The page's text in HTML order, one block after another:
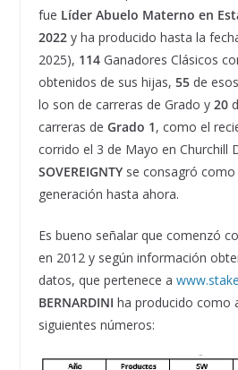
fue Líder Abuelo Materno en
2022y ha producido hasta la
2025), 114Ganadores Clásicos
obtenidos de sus hijas, 55de
lo son de carreras de Grado y 20
carreras de Grado 1, como el
corrido el 3 de Mayo en Churchill
SOVEREIGNTYse consagró como
generación hasta ahora.
Es bueno señalar que comenzó
en 2012 y según información
datos, que pertenece a
BERNARDINI ha producido como
siguientes números: